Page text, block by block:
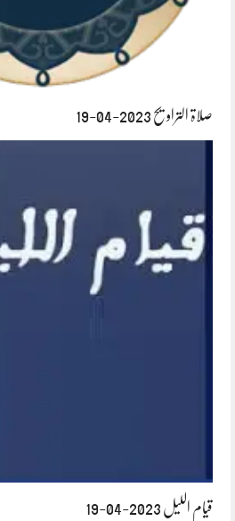
صلاۃ التراویح 2023-04-19
قیام اللیل 2023-04-19